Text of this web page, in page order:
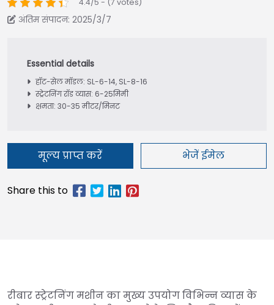
4.4/5 - (7 votes)
अंतिम संपादन: 2025/3/7
हॉट-सेल मॉडल: SL-6-14, SL-8-16
स्ट्रेटनिंग रॉड व्यास: 6-25मिमी
क्षमता: 30-35 मीटर/मिनट
मूल्य प्राप्त करें भेजें ईमेल
रीबार स्ट्रेटनिंग मशीन का मुख्य उपयोग विभिन्न व्यास के